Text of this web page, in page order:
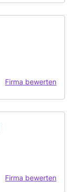
Firma bewerten
Firma bewerten